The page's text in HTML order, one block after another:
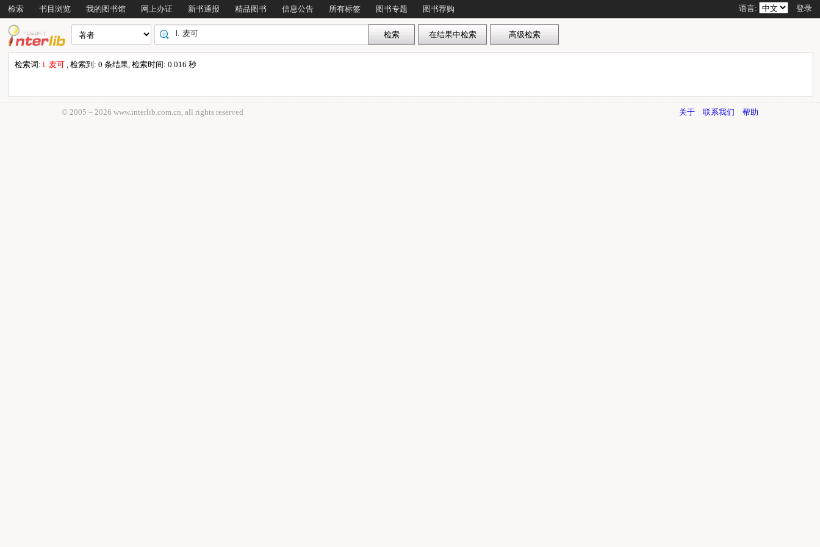
检索 书目浏览 我的图书馆 网上办证 新书通报 精品图书 信息公告 所有标签 图书专题 图书荐购 语言: 登录
检索词:l. 麦可, 检索到: 0 条结果, 检索时间: 0.016 秒
© 2005－ 2026 www.interlib.com.cn, all rights reserved 关于 联系我们 帮助